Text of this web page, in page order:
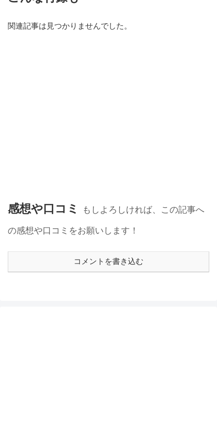
関連記事は見つかりませんでした。
感想や口コミ
もしよろしければ、この記事へ
の感想や口コミをお願いします！
コメントを書き込む